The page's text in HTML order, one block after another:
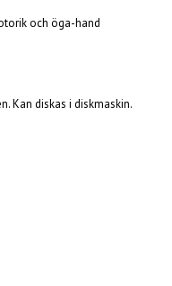
och öga-hand
Kan diskas i diskmaskin.